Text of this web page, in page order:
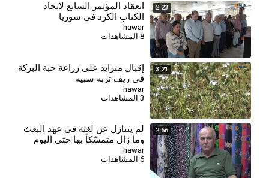
2:23
انعقاد المؤتمر السابع لاتحاد
الكتاب الكرد في سوريا
hawar
8 المشاهدات
3:21
⁣إقبال متزايد على زراعة حبة البركة
في ريف تربه سبيه
hawar
3 المشاهدات
2:56
⁣لم يتنازل عن لغته في عهد البعث
وما زال متمسّكاً بها حتى اليوم
hawar
6 المشاهدات